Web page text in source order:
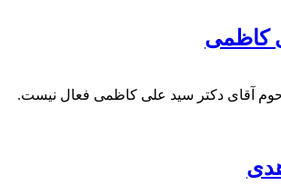
کاظمی
آقای دکتر سید علی کاظمی فعال نیست.